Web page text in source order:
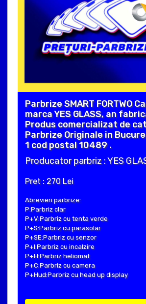
Parbrize SMART FORTWO
marca YES GLASS, an
Produs comercializat de
Parbrize Originale in
1 cod postal 10489 .
Producator parbriz : YES
Pret : 270 Lei
Abrevieri parbrize:
P:Parbriz clar
P+V:Parbriz cu tenta verde
P+S:Parbriz cu parasolar
P+SE:Parbriz cu senzor
P+I:Parbriz cu incalzire
P+H:Parbriz heliomat
P+C:Parbriz cu camera
P+Hud:Parbriz cu head up display